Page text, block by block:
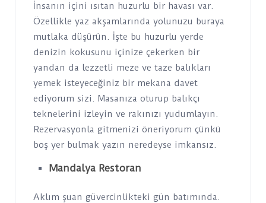
İnsanın içini ısıtan huzurlu bir havası var.
Özellikle yaz akşamlarında yolunuzu buraya
mutlaka düşürün. İşte bu huzurlu yerde
denizin kokusunu içinize çekerken bir
yandan da lezzetli meze ve taze balıkları
yemek isteyeceğiniz bir mekana davet
ediyorum sizi. Masanıza oturup balıkçı
teknelerini izleyin ve rakınızı yudumlayın.
Rezervasyonla gitmenizi öneriyorum çünkü
boş yer bulmak yazın neredeyse imkansız.
Mandalya Restoran
Aklım şuan güvercinlikteki gün batımında.